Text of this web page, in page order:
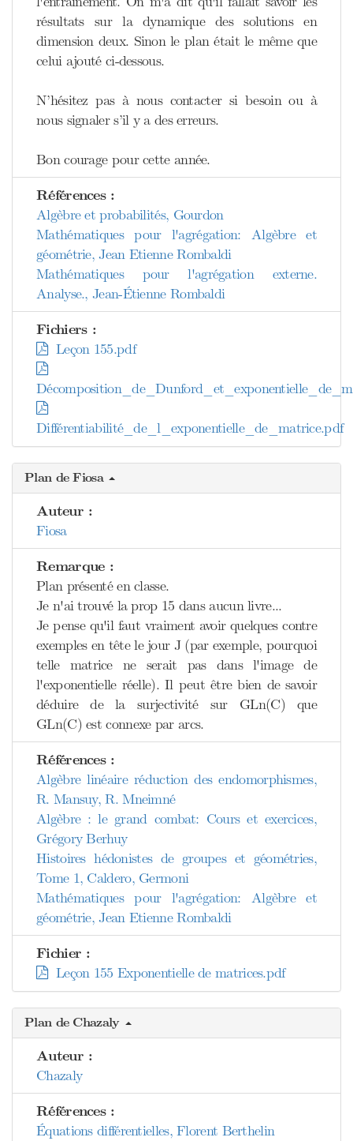
résultats sur la dynamique des solutions en
dimension deux. Sinon le plan était le même que
celui ajouté ci-dessous.
N’hésitez pas à nous contacter si besoin ou à
nous signaler s’il y a des erreurs.
Bon courage pour cette année.
Références :
Algèbre et probabilités, Gourdon
Mathématiques pour l'agrégation: Algèbre et
géométrie, Jean Etienne Rombaldi
Mathématiques pour l'agrégation externe.
Analyse., Jean-Étienne Rombaldi
Fichiers :
Leçon 155.pdf
Différentiabilité_de_l_exponentielle_de_matrice.pdf
Plan de Fiosa
Auteur :
Fiosa
Remarque :
Plan présenté en classe.
Je n'ai trouvé la prop 15 dans aucun livre...
Je pense qu'il faut vraiment avoir quelques contre
exemples en tête le jour J (par exemple, pourquoi
telle matrice ne serait pas dans l'image de
l'exponentielle réelle). Il peut être bien de savoir
déduire de la surjectivité sur GLn(C) que
GLn(C) est connexe par arcs.
Références :
Algèbre linéaire réduction des endomorphismes,
R. Mansuy, R. Mneimné
Algèbre : le grand combat: Cours et exercices,
Grégory Berhuy
Histoires hédonistes de groupes et géométries,
Tome 1, Caldero, Germoni
Mathématiques pour l'agrégation: Algèbre et
géométrie, Jean Etienne Rombaldi
Fichier :
Leçon 155 Exponentielle de matrices.pdf
Plan de Chazaly
Auteur :
Chazaly
Références :
Équations différentielles, Florent Berthelin